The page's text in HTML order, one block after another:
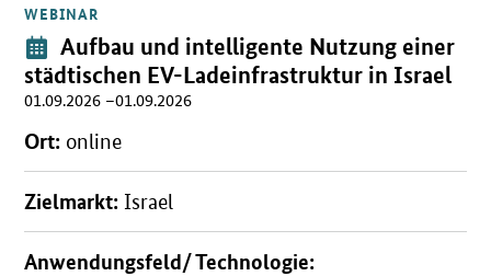
Beiträge
WEBINAR
Veranstaltung:
Aufbau und intelligente Nutzung einer
städtischen EV-Ladeinfrastruktur in Israel
01.09.2026 –01.09.2026
Ort: online
Zielmarkt: Israel
Anwendungsfeld/ Technologie:
Öffnet Einzelsicht